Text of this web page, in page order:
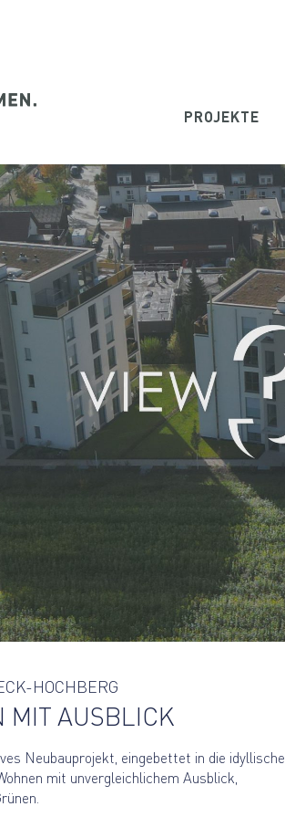
PROJEKTE
HOCHBERG
MIT AUSBLICK
Neubauprojekt, eingebettet in die idyllische
mit unvergleichlichem Ausblick,